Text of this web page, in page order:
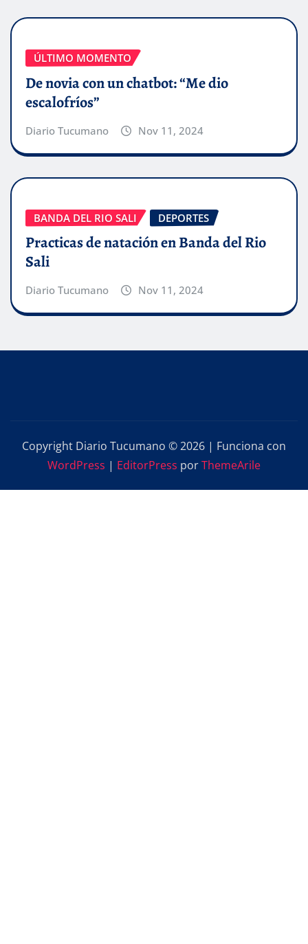
ÚLTIMO MOMENTO
De novia con un chatbot: “Me dio
escalofríos”
Diario Tucumano Nov 11, 2024
BANDA DEL RIO SALI DEPORTES
Practicas de natación en Banda del Rio
Sali
Diario Tucumano Nov 11, 2024
Copyright Diario Tucumano © 2026 | Funciona con
WordPress | EditorPress porThemeArile